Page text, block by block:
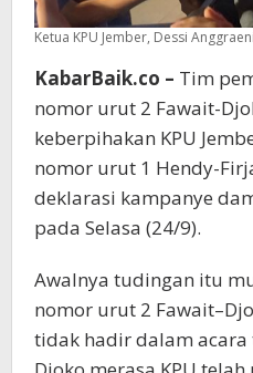
Ketua KPU Jember, Dessi
KabarBaik.co – Tim
nomor urut 2 Fawait-
keberpihakan KPU
nomor urut 1 Hendy-
deklarasi kampanye
pada Selasa (24/9).
Awalnya tudingan itu
nomor urut 2
tidak hadir dalam acara